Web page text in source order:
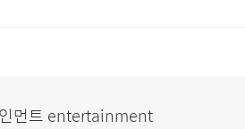
먼트 entertainment